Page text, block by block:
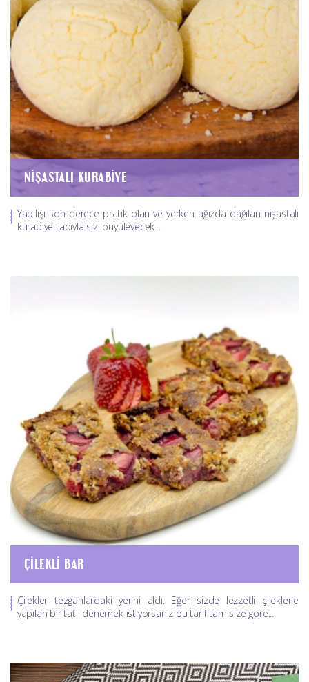
NIŞASTALI KURABIYE
Yapılışı son derece pratik olan ve yerken ağızda dağılan nişastalı
kurabiye tadıyla sizi büyüleyecek...
ÇILEKLI BAR
Çilekler tezgahlardaki yerini aldı. Eğer sizde lezzetli çileklerle
yapılan bir tatlı denemek istiyorsanız bu tarif tam size göre...